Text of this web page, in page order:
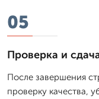
05
Проверка и
После завершения
проверку качества,